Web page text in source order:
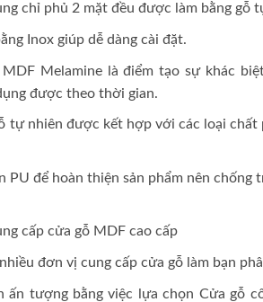
chỉ phủ 2 mặt đều được làm bằng gỗ
Inox giúp dễ dàng cài đặt.
Melamine là điểm tạo sự khác
được theo thời gian.
tự nhiên được kết hợp với các loại chất
PU để hoàn thiện sản phẩm nên chống
cấp cửa gỗ MDF cao cấp
đơn vị cung cấp cửa gỗ làm bạn
ấn tượng bằng việc lựa chọn Cửa gỗ